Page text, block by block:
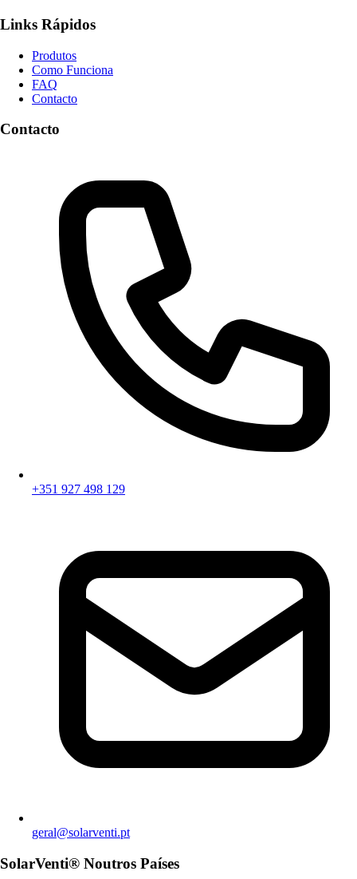
Links Rápidos
Produtos
Como Funciona
FAQ
Contacto
Contacto
+351 927 498 129
geral@solarventi.pt
SolarVenti® Noutros Países